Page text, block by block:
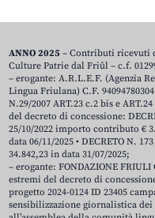
ANNO 2025 – Contributi ricevuti
Culture Patrie dal Friûl – c.f.
– erogante: A.R.L.E.F. (Agenzia
Lingua Friulana) C.F.
N.29/2007 ART.23 c.2 bis e
del decreto di concessione:
25/10/2022 importo contributo €
data 06/11/2025 • DECRETO N.
34.842,23 in data 31/07/2025;
– erogante: FONDAZIONE FRIULI
estremi del decreto di
progetto 2024-0124 ID 23405
sensibilizzazione giornalistica